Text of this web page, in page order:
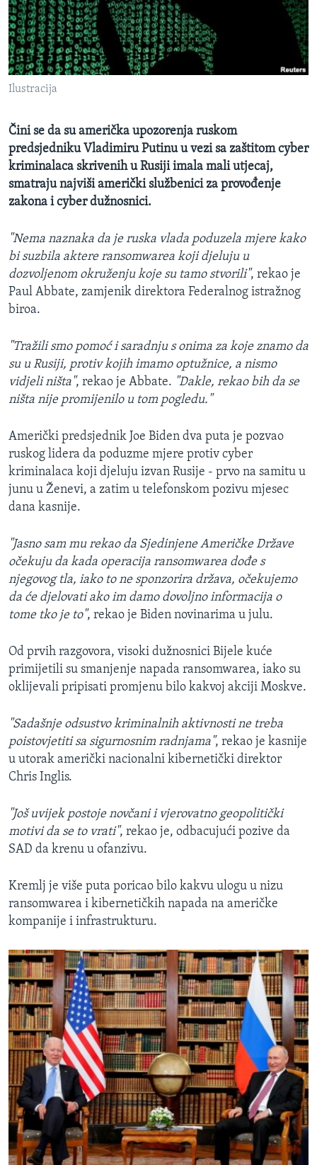
MAGAZIN
O GLASU AMERIKE
Learning English
Jezici
Ilustracija
Čini se da su američka upozorenja ruskom
predsjedniku Vladimiru Putinu u vezi sa zaštitom cyber
kriminalaca skrivenih u Rusiji imala mali utjecaj,
smatraju najviši američki službenici za provođenje
zakona i cyber dužnosnici.
"Nema naznaka da je ruska vlada poduzela mjere kako
bi suzbila aktere ransomwarea koji djeluju u
dozvoljenom okruženju koje su tamo stvorili", rekao je
Paul Abbate, zamjenik direktora Federalnog istražnog
biroa.
"Tražili smo pomoć i saradnju s onima za koje znamo da
su u Rusiji, protiv kojih imamo optužnice, a nismo
vidjeli ništa", rekao je Abbate. "Dakle, rekao bih da se
ništa nije promijenilo u tom pogledu."
Američki predsjednik Joe Biden dva puta je pozvao
ruskog lidera da poduzme mjere protiv cyber
kriminalaca koji djeluju izvan Rusije - prvo na samitu u
junu u Ženevi, a zatim u telefonskom pozivu mjesec
dana kasnije.
"Jasno sam mu rekao da Sjedinjene Američke Države
očekuju da kada operacija ransomwarea dođe s
njegovog tla, iako to ne sponzorira država, očekujemo
da će djelovati ako im damo dovoljno informacija o
tome tko je to", rekao je Biden novinarima u julu.
Od prvih razgovora, visoki dužnosnici Bijele kuće
primijetili su smanjenje napada ransomwarea, iako su
oklijevali pripisati promjenu bilo kakvoj akciji Moskve.
"Sadašnje odsustvo kriminalnih aktivnosti ne treba
poistovjetiti sa sigurnosnim radnjama", rekao je kasnije
u utorak američki nacionalni kibernetički direktor
Chris Inglis.
"Još uvijek postoje novčani i vjerovatno geopolitički
motivi da se to vrati", rekao je, odbacujući pozive da
SAD da krenu u ofanzivu.
Kremlj je više puta poricao bilo kakvu ulogu u nizu
ransomwarea i kibernetičkih napada na američke
kompanije i infrastrukturu.